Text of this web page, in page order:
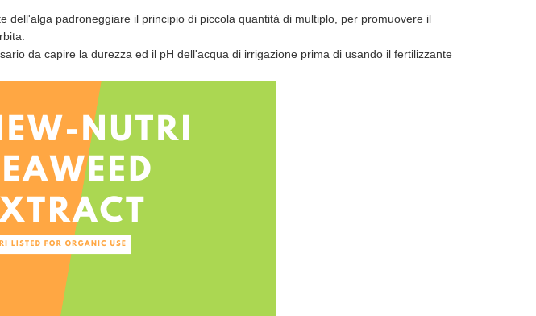
dell'alga padroneggiare il principio di piccola quantità di multiplo, per promuovere il
da capire la durezza ed il pH dell'acqua di irrigazione prima di usando il fertilizzante